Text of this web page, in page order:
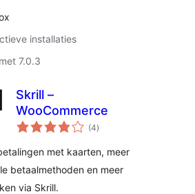
installaties
7.0.3
Skrill –
WooCommerce
(4totaal
waarderingen
)
met kaarten, meer
betaalmethoden en meer
via Skrill.